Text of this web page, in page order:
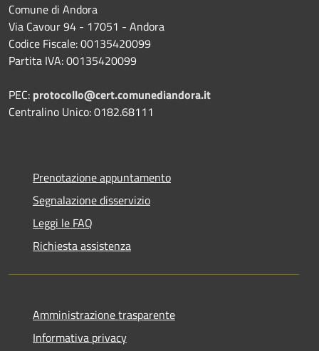
Comune di Andora
Via Cavour 94 - 17051 - Andora
Codice Fiscale: 00135420099
Partita IVA: 00135420099
PEC: protocollo@cert.comunediandora.it
Centralino Unico: 0182.68111
Prenotazione appuntamento
Segnalazione disservizio
Leggi le FAQ
Richiesta assistenza
Amministrazione trasparente
Informativa privacy